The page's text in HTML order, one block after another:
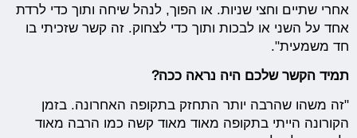
אחרי שתיים וחצי שניות. או הפוך, לנהל שיחה ותוך כדי לרדת
אחד על השני או לבכות ותוך כדי לצחוק. זה קשר שזכיתי בו
חד משמעית".
תמיד הקשר שלכם היה נראה ככה?
"זה משהו שהרבה יותר התחזק בתקופה האחרונה. בזמן
הקורונה הייתי בתקופה מאוד מאוד קשה כמו הרבה מאוד